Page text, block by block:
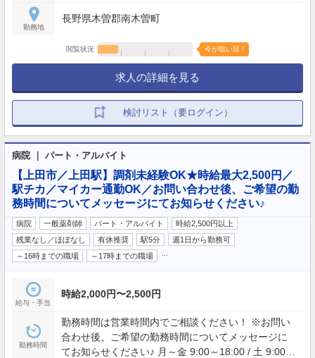
勤務地
長野県木曽郡南木曽町
閲覧状況 今が狙い目！
求人の詳細を見る
検討リスト（要ログイン）
病院 ｜ パート・アルバイト
【上田市／上田駅】調剤未経験OK★時給最大2,500円／
駅チカ／マイカー通勤OK／お問い合わせ後、ご希望の勤
務時間についてメッセージにてお知らせください♪
病院 一般薬剤師 パート・アルバイト
時給2,500円以上
残業なし／ほぼなし
有休推奨 駅5分
週1日から勤務可
～16時までの職場
～17時までの職場
給与・手当
時給2,000円〜2,500円
勤務時間
勤務時間は営業時間内でご相談ください！ ※お問い
合わせ後、ご希望の勤務時間についてメッセージに
てお知らせください♪ 月～金 9:00～18:00 / 土 9:00～